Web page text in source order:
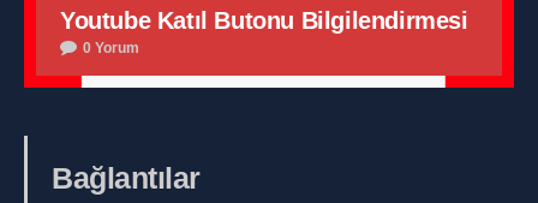
Youtube Katıl Butonu Bilgilendirmesi
0 Yorum
Bağlantılar